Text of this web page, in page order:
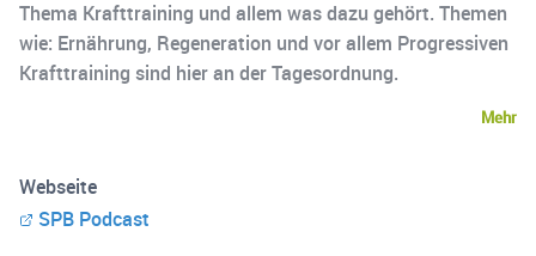
Thema Krafttraining und allem was dazu gehört. Themen
wie: Ernährung, Regeneration und vor allem Progressiven
Krafttraining sind hier an der Tagesordnung.
Mehr
Webseite
SPB Podcast